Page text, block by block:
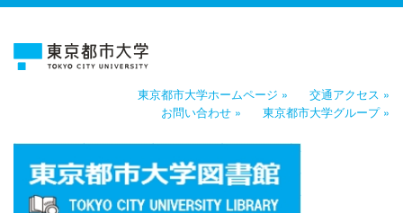
東京都市大学ホームページ »
交通アクセス »
お問い合わせ »
東京都市大学グループ »